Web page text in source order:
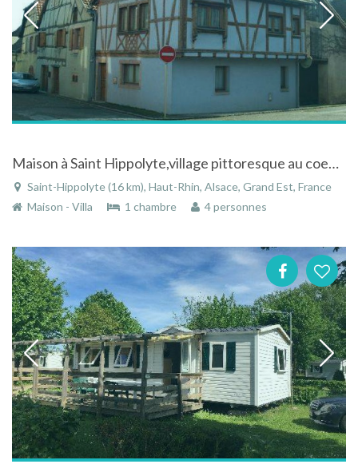
Maison à Saint Hippolyte,village pittoresque au coeur de l'Alsace ds le vignoble de la Route du Vin
Saint-Hippolyte (16 km), Haut-Rhin, Alsace, Grand Est, France
Maison - Villa
1 chambre 4 personnes